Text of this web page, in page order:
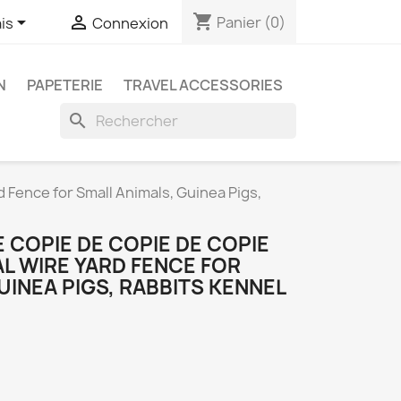
  Connexion shopping_cart Panier (0)
PAPETERIE TRAVEL ACCESSORIES
search
for Small Animals, Guinea Pigs,
COPIE DE COPIE DE COPIE
WIRE YARD FENCE FOR
PIGS, RABBITS KENNEL